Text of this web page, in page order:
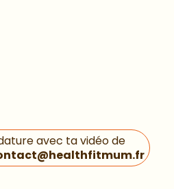
avec ta vidéo de